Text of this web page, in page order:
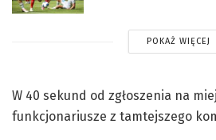
POKAŻ WIĘCEJ
W 40 sekund od zgłoszenia na
funkcjonariusze z tamtejszego